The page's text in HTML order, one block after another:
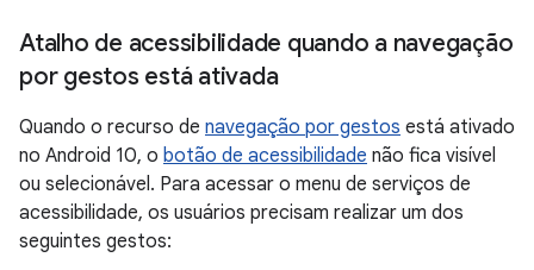
Atalho de acessibilidade quando a navegação
por gestos está ativada
Quando o recurso de navegação por gestos está ativado
no Android 10, o botão de acessibilidade não fica visível
ou selecionável. Para acessar o menu de serviços de
acessibilidade, os usuários precisam realizar um dos
seguintes gestos: